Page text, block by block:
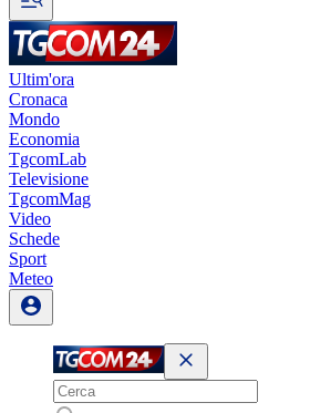
Ultim'ora
Cronaca
Mondo
Economia
TgcomLab
Televisione
TgcomMag
Video
Schede
Sport
Meteo